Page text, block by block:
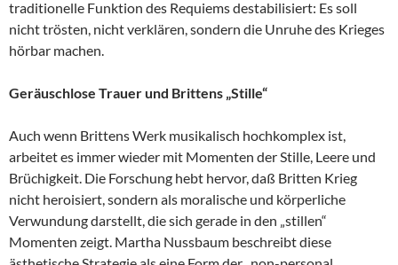
traditionelle Funktion des Requiems destabilisiert: Es soll
nicht trösten, nicht verklären, sondern die Unruhe des Krieges
hörbar machen.
Geräuschlose Trauer und Brittens „Stille“
Auch wenn Brittens Werk musikalisch hochkomplex ist,
arbeitet es immer wieder mit Momenten der Stille, Leere und
Brüchigkeit. Die Forschung hebt hervor, daß Britten Krieg
nicht heroisiert, sondern als moralische und körperliche
Verwundung darstellt, die sich gerade in den „stillen“
Momenten zeigt. Martha Nussbaum beschreibt diese